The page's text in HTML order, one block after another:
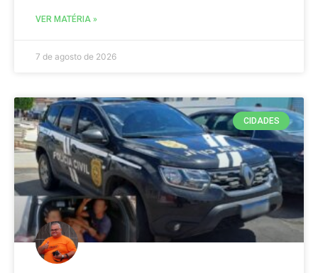
VER MATÉRIA »
7 de agosto de 2026
CIDADES